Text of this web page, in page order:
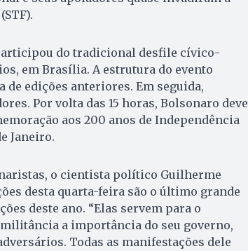
do tradicional desfile cívico-
em Brasília. A estrutura do evento
edições anteriores. Em seguida,
Por volta das 15 horas, Bolsonaro deve
aos 200 anos de Independência
Janeiro.
o cientista político Guilherme
desta quarta-feira são o último grande
deste ano. “Elas servem para o
a importância do seu governo,
Todas as manifestações dele